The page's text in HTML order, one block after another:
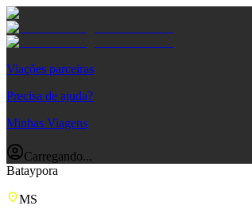
Viações parceiras
Precisa de ajuda?
Minhas Viagens
Carregando...
Bataypora
MS